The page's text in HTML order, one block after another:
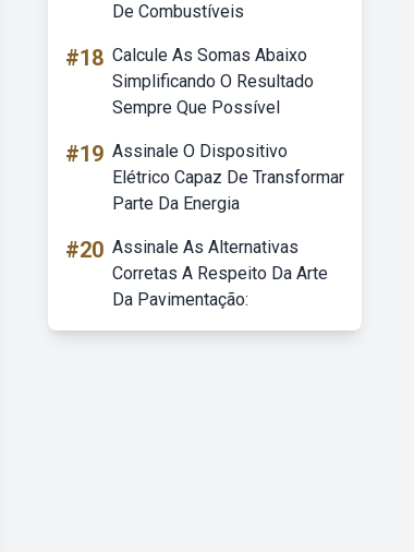
De Combustíveis
#18 Calcule As Somas Abaixo
Simplificando O Resultado
Sempre Que Possível
#19 Assinale O Dispositivo
Elétrico Capaz De Transformar
Parte Da Energia
#20 Assinale As Alternativas
Corretas A Respeito Da Arte
Da Pavimentação: